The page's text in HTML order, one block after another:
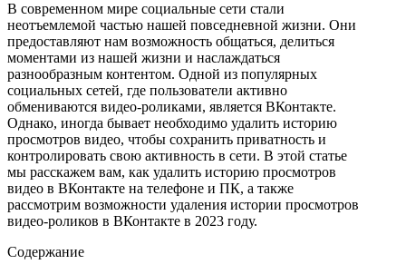
В современном мире социальные сети стали
неотъемлемой частью нашей повседневной жизни. Они
предоставляют нам возможность общаться, делиться
моментами из нашей жизни и наслаждаться
разнообразным контентом. Одной из популярных
социальных сетей, где пользователи активно
обмениваются видео-роликами, является ВКонтакте.
Однако, иногда бывает необходимо удалить историю
просмотров видео, чтобы сохранить приватность и
контролировать свою активность в сети. В этой статье
мы расскажем вам, как удалить историю просмотров
видео в ВКонтакте на телефоне и ПК, а также
рассмотрим возможности удаления истории просмотров
видео-роликов в ВКонтакте в 2023 году.
Содержание